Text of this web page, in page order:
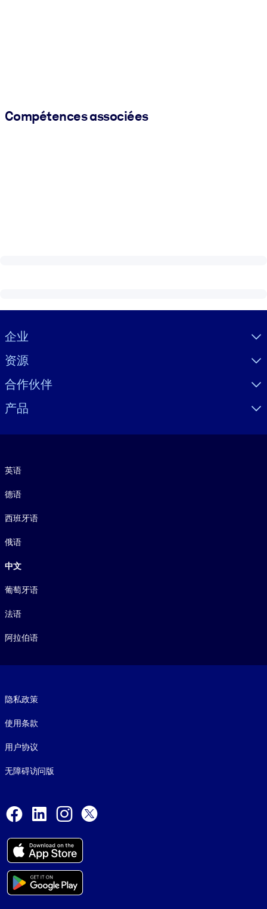
Compétences associées
Visually hidden Text
企业
资源
合作伙伴
产品
英语
德语
西班牙语
俄语
中文
葡萄牙语
法语
阿拉伯语
隐私政策
使用条款
用户协议
无障碍访问版
Facebook
LinkedInInstagram